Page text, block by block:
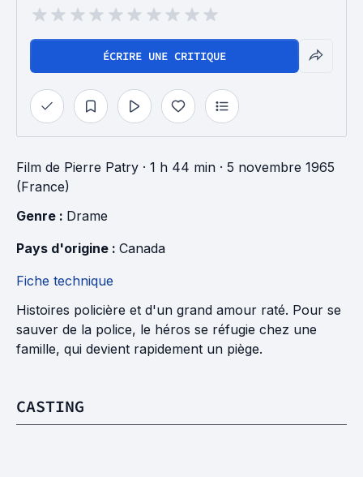
ÉCRIRE UNE CRITIQUE
Film de Pierre Patry · 1 h 44 min · 5 novembre 1965
(France)
Genre : Drame
Pays d'origine : Canada
Fiche technique
Histoires policière et d'un grand amour raté. Pour se
sauver de la police, le héros se réfugie chez une
famille, qui devient rapidement un piège.
CASTING